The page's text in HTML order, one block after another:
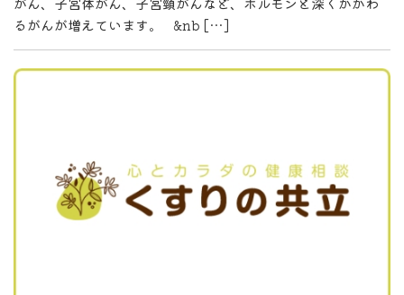
るがんが増えています。 &nb […]